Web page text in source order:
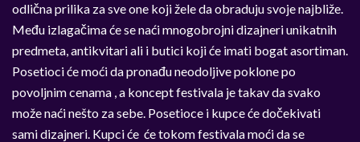
odlična prilika za sve one koji žele da obraduju svoje najbliže.
Među izlagačima će se naći mnogobrojni dizajneri unikatnih
predmeta, antikvitari ali i butici koji će imati bogat asortiman.
Posetioci će moći da pronađu neodoljive poklone po
povoljnim cenama , a koncept festivala je takav da svako
može naći nešto za sebe. Posetioce i kupce će dočekivati
sami dizajneri. Kupci će će tokom festivala moći da se